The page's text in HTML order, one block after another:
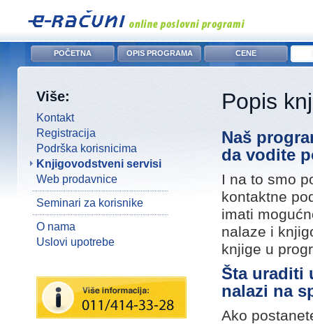
POČETNA OPIS PROGRAMA CENE
Više:
Kontakt
Registracija
Podrška korisnicima
Knjigovodstveni servisi
Web prodavnice
Seminari za korisnike
O nama
Uslovi upotrebe
Popis
Naš
da vodite
I na to smo
kontaktne
imati
nalaze i
knjige u
Šta uraditi
nalazi na
Ako